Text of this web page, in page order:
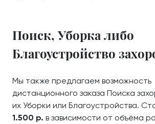
Поиск, Уборка либо
Благоустройство
Мы также предлагаем возможность
дистанционного заказа Поиска
их Уборки или Благоустройства.
1.500 р. в зависимости от объёма